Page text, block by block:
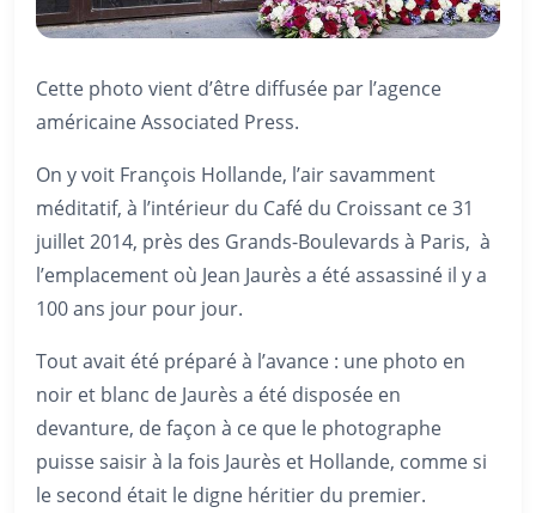
Cette photo vient d’être diffusée par l’agence
américaine Associated Press.
On y voit François Hollande, l’air savamment
méditatif, à l’intérieur du Café du Croissant ce 31
juillet 2014, près des Grands-Boulevards à Paris, à
l’emplacement où Jean Jaurès a été assassiné il y a
100 ans jour pour jour.
Tout avait été préparé à l’avance : une photo en
noir et blanc de Jaurès a été disposée en
devanture, de façon à ce que le photographe
puisse saisir à la fois Jaurès et Hollande, comme si
le second était le digne héritier du premier.